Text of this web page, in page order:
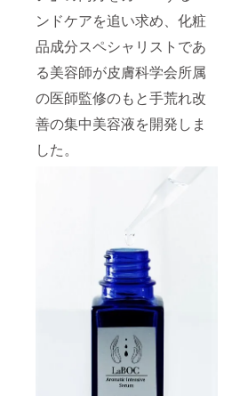
ンドケアを追い求め、化粧
品成分スペシャリストであ
る美容師が皮膚科学会所属
の医師監修のもと手荒れ改
善の集中美容液を開発しま
した。